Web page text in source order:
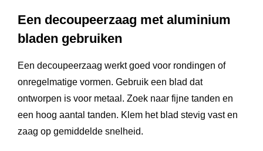
Een decoupeerzaag met aluminium
bladen gebruiken
Een decoupeerzaag werkt goed voor rondingen of
onregelmatige vormen. Gebruik een blad dat
ontworpen is voor metaal. Zoek naar fijne tanden en
een hoog aantal tanden. Klem het blad stevig vast en
zaag op gemiddelde snelheid.